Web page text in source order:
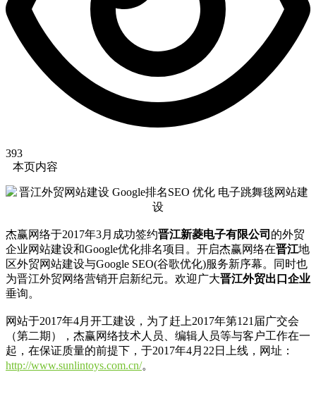
393
本页内容
杰赢网络于2017年3月成功签约晋江新菱电子有限公司 的外贸
企业网站建设和Google优化排名项目。开启杰赢网络在晋江地
区外贸网站建设与Google SEO(谷歌优化)服务新序幕。同时也
为晋江外贸网络营销开启新纪元。欢迎广大晋江外贸出口企业
垂询。
网站于2017年4月开工建设，为了赶上2017年第121届广交会
（第二期），杰赢网络技术人员、编辑人员等与客户工作在一
起，在保证质量的前提下，于2017年4月22日上线，网址：
http://www.sunlintoys.com.cn/。